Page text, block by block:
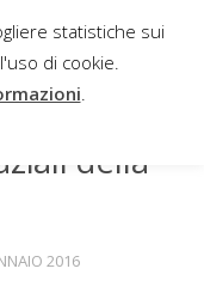
della
2016
statistiche sui
di cookie.